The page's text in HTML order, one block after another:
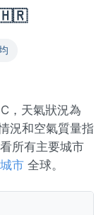
🇭🇷
，天氣狀況為
況和空氣質量指
所有主要城市
市 全球。